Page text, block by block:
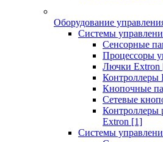
Оборудование
Системы
Сенсорные
Процессоры
Лючки Extron
Контроллеры
Кнопочные
Сетевые
Контроллеры
Extron [1]
Системы